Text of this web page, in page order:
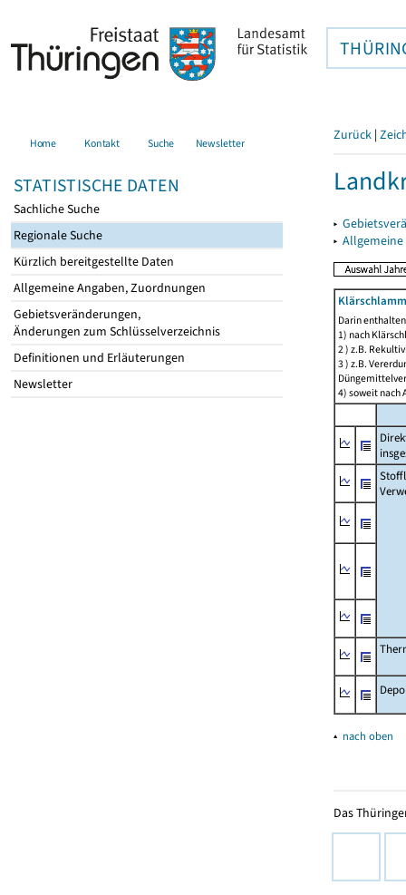
Home Kontakt Suche Newsletter
STATISTISCHE DATEN
Sachliche Suche
Regionale Suche
Kürzlich bereitgestellte Daten
Allgemeine Angaben, Zuordnungen
Gebietsveränderungen,
Änderungen zum Schlüsselverzeichnis
Definitionen und Erläuterungen
Newsletter
Zurück |
▸
▸
Darin
1) nach
2 ) z.B.
3 ) z.B.
4) soweit nach
▴ nach oben
Das